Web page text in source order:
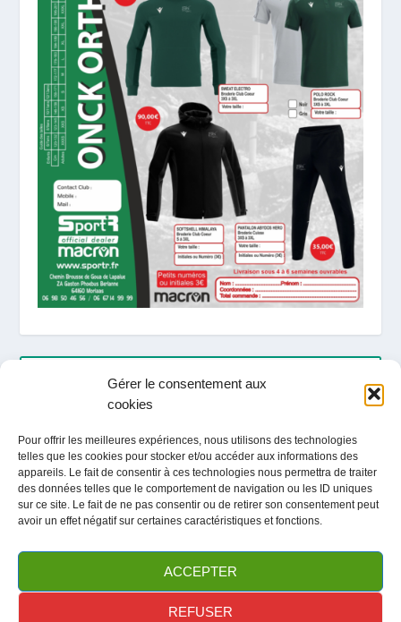
Gérer le consentement aux
cookies
Pour offrir les meilleures expériences, nous utilisons des technologies
telles que les cookies pour stocker et/ou accéder aux informations des
appareils. Le fait de consentir à ces technologies nous permettra de traiter
des données telles que le comportement de navigation ou les ID uniques
sur ce site. Le fait de ne pas consentir ou de retirer son consentement peut
avoir un effet négatif sur certaines caractéristiques et fonctions.
ACCEPTER
REFUSER
ARTICLES RÉCENTS
Fête du club / Portes Ouvertes